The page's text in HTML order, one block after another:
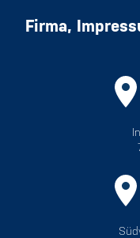
Firma,